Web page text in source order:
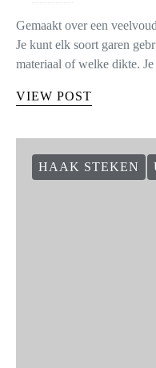
Gemaakt over een
Je kunt elk soort garen
materiaal of welke dikte.
VIEW POST
HAAK STEKEN